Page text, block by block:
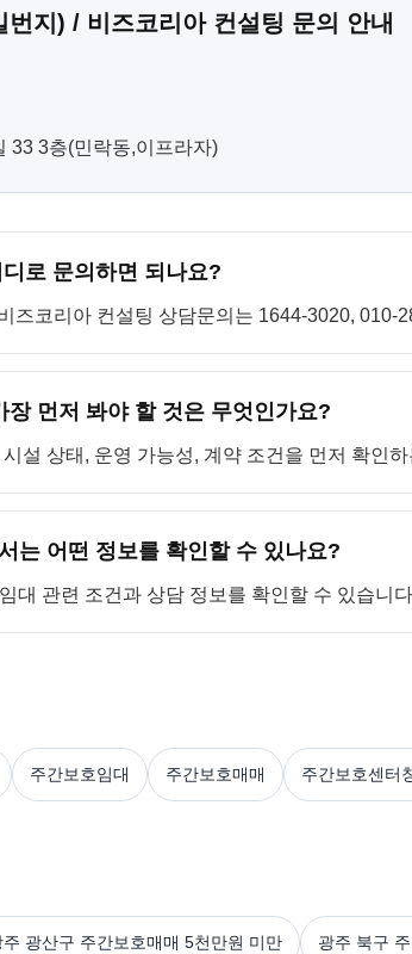
지) / 비즈코리아 컨설팅 문의 안내
33 3층(민락동,이프라자)
로 문의하면 되나요?
즈코리아 컨설팅 상담문의는 1644-3020, 010-
먼저 봐야 할 것은 무엇인가요?
설 상태, 운영 가능성, 계약 조건을 먼저 확인
는 어떤 정보를 확인할 수 있나요?
대 관련 조건과 상담 정보를 확인할 수 있습니
주간보호임대 주간보호매매 주간보호센터
주 광산구 주간보호매매 5천만원 미만 광주 북구